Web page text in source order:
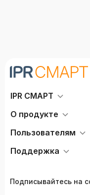
IPR СМАРТ
О продукте
Пользователям
Поддержка
Подписывайтесь на